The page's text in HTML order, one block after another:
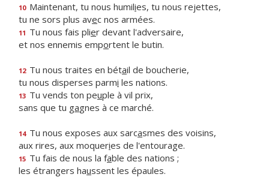
10 Maintenant, tu nous humilies, tu nous rejettes,
tu ne sors plus avec nos armées.
11 Tu nous fais plier devant l'adversaire,
et nos ennemis emportent le butin.
12 Tu nous traites en bétail de boucherie,
tu nous disperses parmi les nations.
13 Tu vends ton peuple à vil prix,
sans que tu gagnes à ce marché.
14 Tu nous exposes aux sarcasmes des voisins,
aux rires, aux moqueries de l'entourage.
15 Tu fais de nous la fable des nations ;
les étrangers haussent les épaules.